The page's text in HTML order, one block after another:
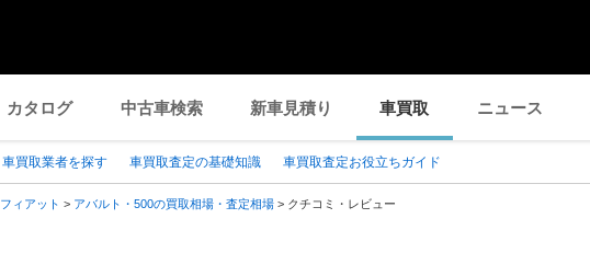
カタログ 中古車検索 新車見積り 車買取 ニュース
車買取業者を探す 車買取査定の基礎知識 車買取査定お役立ちガイド
フィアット > アバルト・500の買取相場・査定相場 > クチコミ・レビュー